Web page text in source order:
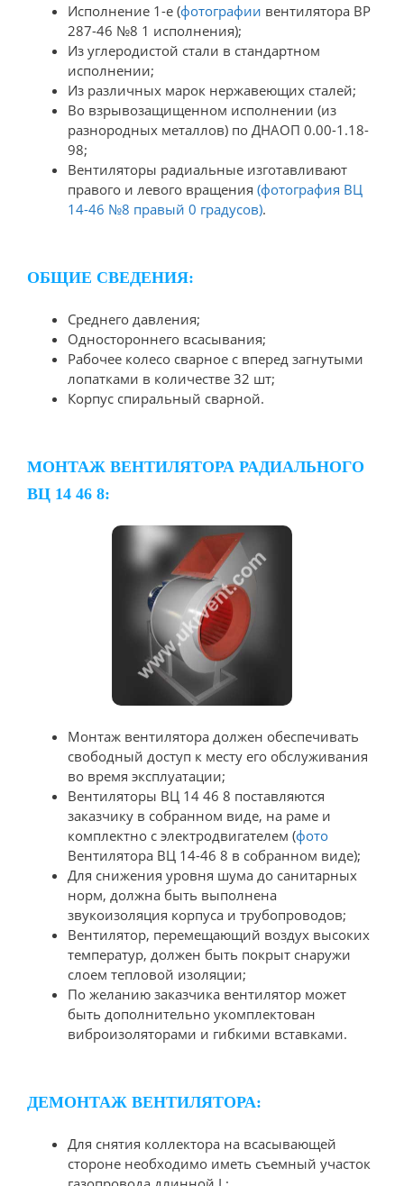
Исполнение 1-е (фотографии вентилятора ВР
287-46 №8 1 исполнения);
Из углеродистой стали в стандартном
исполнении;
Из различных марок нержавеющих сталей;
Во взрывозащищенном исполнении (из
разнородных металлов) по ДНАОП 0.00-1.18-
98;
Вентиляторы радиальные изготавливают
правого и левого вращения (фотография ВЦ
14-46 №8 правый 0 градусов).
ОБЩИЕ СВЕДЕНИЯ:
Среднего давления;
Одностороннего всасывания;
Рабочее колесо сварное с вперед загнутыми
лопатками в количестве 32 шт;
Корпус спиральный сварной.
МОНТАЖ ВЕНТИЛЯТОРА РАДИАЛЬНОГО
ВЦ 14 46 8:
Монтаж вентилятора должен обеспечивать
свободный доступ к месту его обслуживания
во время эксплуатации;
Вентиляторы ВЦ 14 46 8 поставляются
заказчику в собранном виде, на раме и
комплектно с электродвигателем (фото
Вентилятора ВЦ 14-46 8 в собранном виде);
Для снижения уровня шума до санитарных
норм, должна быть выполнена
звукоизоляция корпуса и трубопроводов;
Вентилятор, перемещающий воздух высоких
температур, должен быть покрыт снаружи
слоем тепловой изоляции;
По желанию заказчика вентилятор может
быть дополнительно укомплектован
виброизоляторами и гибкими вставками.
ДЕМОНТАЖ ВЕНТИЛЯТОРА:
Для снятия коллектора на всасывающей
стороне необходимо иметь съемный участок